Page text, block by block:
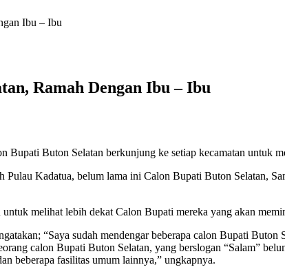
Ibu – Ibu
Ramah Dengan Ibu – Ibu
Bupati Buton Selatan berkunjung ke setiap kecamatan untuk
Pulau Kadatua, belum lama ini Calon Bupati Buton Selatan,
melihat lebih dekat Calon Bupati mereka yang akan
“Saya sudah mendengar beberapa calon Bupati
calon Bupati Buton Selatan, yang berslogan “Salam”
beberapa fasilitas umum lainnya,” ungkapnya.